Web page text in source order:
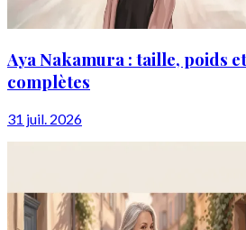
Aya Nakamura : taille, poids
complètes
31 juil. 2026